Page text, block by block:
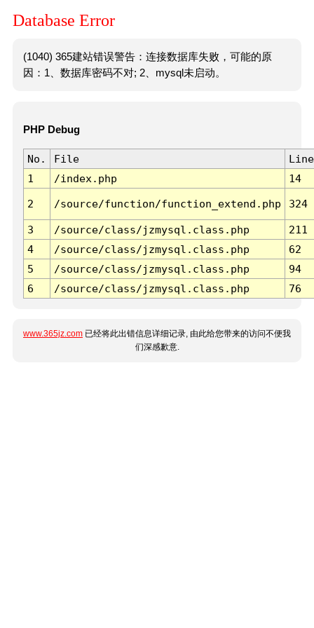
Database Error
(1040) 365建站错误警告：连接数据库失败，可能的原
因：1、数据库密码不对; 2、mysql未启动。
PHP Debug
No. File
Line
1
/index.php 14
2 /source/function/function_extend.php 324
3 /source/class/jzmysql.class.php
211
4
/source/class/jzmysql.class.php
62
5
/source/class/jzmysql.class.php
94
6
/source/class/jzmysql.class.php 76
www.365jz.com 已经将此出错信息详细记录, 由此给您带来的访问不便我
们深感歉意.